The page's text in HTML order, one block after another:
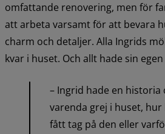
omfattande renovering, men för
att arbeta varsamt för att bevara
charm och detaljer. Alla Ingrids
kvar i huset. Och allt hade sin
– Ingrid hade en historia
varenda grej i huset, hur
fått tag på den eller